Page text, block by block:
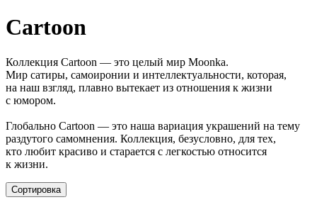
Cartoon
Коллекция Cartoon — это целый мир Moonka.
Мир сатиры, самоиронии и интеллектуальности, которая,
на наш взгляд, плавно вытекает из отношения к жизни
с юмором.
Глобально Cartoon — это наша вариация украшений на тему
раздутого самомнения. Коллекция, безусловно, для тех,
кто любит красиво и старается с легкостью относится
к жизни.
Сортировка